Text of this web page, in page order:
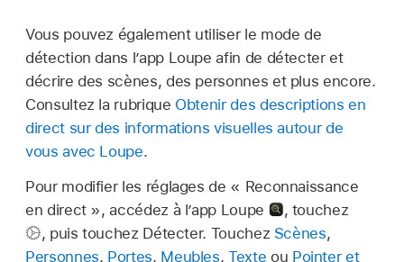
Vous pouvez également utiliser le mode de
détection dans l’app Loupe afin de détecter et
décrire des scènes, des personnes et plus encore.
Consultez la rubrique Obtenir des descriptions en
direct sur des informations visuelles autour de
vous avec Loupe.
Pour modifier les réglages de « Reconnaissance
en direct », accédez à l’app Loupe
, touchez
, puis touchez Détecter. Touchez Scènes,
Personnes, Portes, Meubles,Texte ou Pointer et